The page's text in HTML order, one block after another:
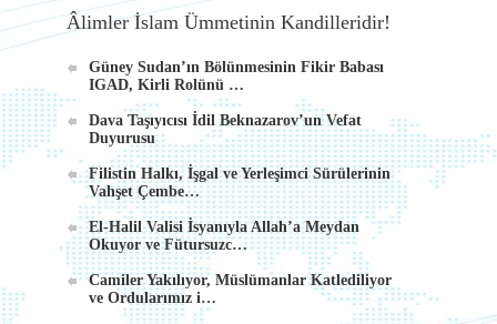
Âlimler İslam Ümmetinin Kandilleridir!
Güney Sudan’ın Bölünmesinin Fikir Babası
IGAD, Kirli Rolünü …
Dava Taşıyıcısı İdil Beknazarov’un Vefat
Duyurusu
Filistin Halkı, İşgal ve Yerleşimci Sürülerinin
Vahşet Çembe…
El-Halil Valisi İsyanıyla Allah’a Meydan
Okuyor ve Fütursuzc…
Camiler Yakılıyor, Müslümanlar Katlediliyor
ve Ordularımız i…